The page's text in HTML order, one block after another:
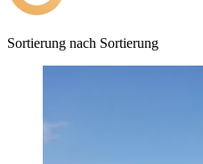
Sortierung nach Sortierung